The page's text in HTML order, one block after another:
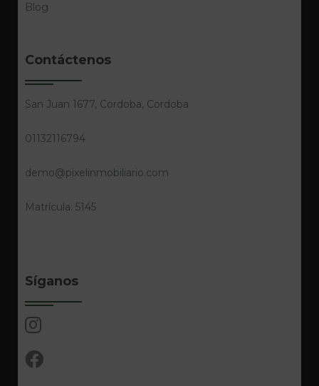
Blog
Contáctenos
San Juan 1677, Cordoba, Cordoba
01132116794
demo@pixelinmobiliario.com
Matrícula: 5145
Síganos